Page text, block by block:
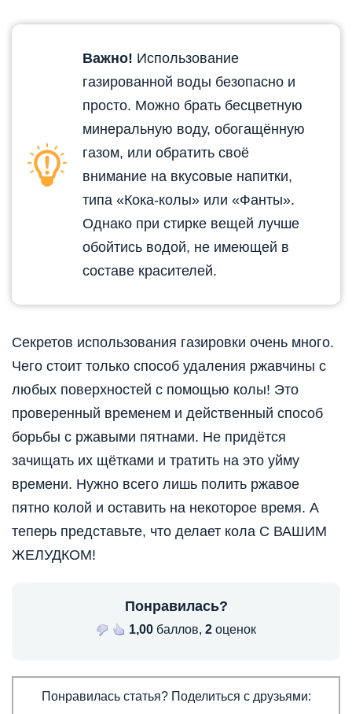
Важно! Использование
газированной воды безопасно и
просто. Можно брать бесцветную
минеральную воду, обогащённую
газом, или обратить своё
внимание на вкусовые напитки,
типа «Кока-колы» или «Фанты».
Однако при стирке вещей лучше
обойтись водой, не имеющей в
составе красителей.
Секретов использования газировки очень много.
Чего стоит только способ удаления ржавчины с
любых поверхностей с помощью колы! Это
проверенный временем и действенный способ
борьбы с ржавыми пятнами. Не придётся
зачищать их щётками и тратить на это уйму
времени. Нужно всего лишь полить ржавое
пятно колой и оставить на некоторое время. А
теперь представьте, что делает кола С ВАШИМ
ЖЕЛУДКОМ!
Понравилась?
1,00 баллов, 2 оценок
Понравилась статья? Поделиться с друзьями: